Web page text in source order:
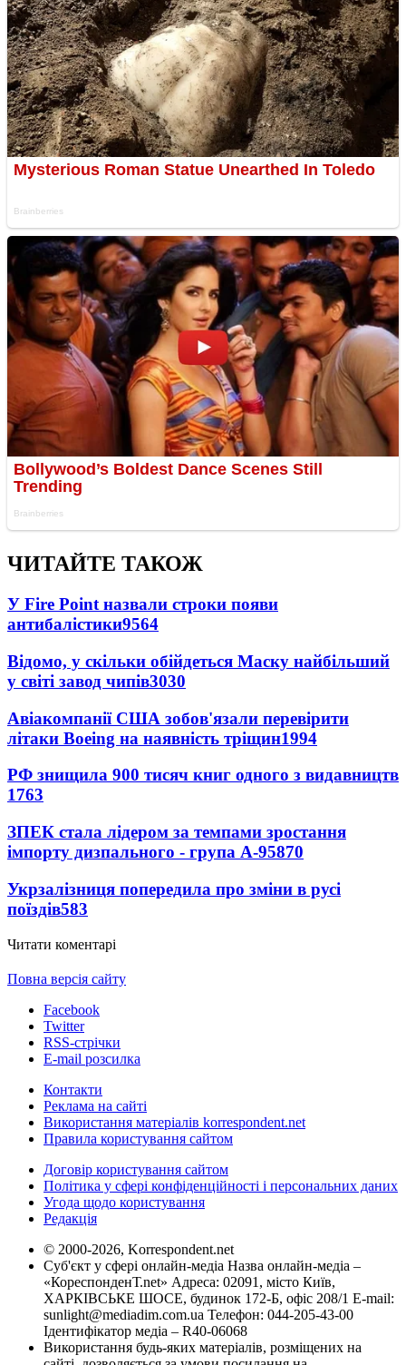
ЧИТАЙТЕ ТАКОЖ
У Fire Point назвали строки появи
антибалістики9564
Відомо, у скільки обійдеться Маску найбільший
у світі завод чипів3030
Авіакомпанії США зобов'язали перевірити
літаки Boeing на наявність тріщин1994
РФ знищила 900 тисяч книг одного з видавництв
1763
ЗПЕК стала лідером за темпами зростання
імпорту дизпального - група А-95870
Укрзалізниця попередила про зміни в русі
поїздів583
Читати коментарі
Повна версія сайту
Facebook
Twitter
RSS-стрічки
E-mail розсилка
Контакти
Реклама на сайті
Використання матеріалів korrespondent.net
Правила користування сайтом
Договір користування сайтом
Політика у сфері конфіденційності і персональних даних
Угода щодо користування
Редакція
© 2000-2026, Korrespondent.net
Суб'єкт у сфері онлайн-медіа Назва онлайн-медіа –
«КореспонденТ.net» Адреса: 02091, місто Київ,
ХАРКІВСЬКЕ ШОСЕ, будинок 172-Б, офіс 208/1 E-mail:
sunlight@mediadim.com.ua Телефон: 044-205-43-00
Ідентифікатор медіа – R40-06068
Використання будь-яких матеріалів, розміщених на